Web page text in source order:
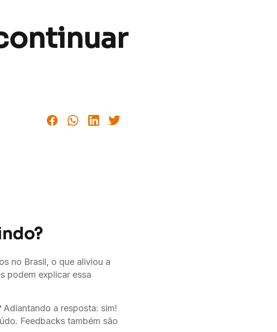
no Brasil, o que aliviou a
podem explicar essa
Adiantando a resposta: sim!
Feedbacks também são